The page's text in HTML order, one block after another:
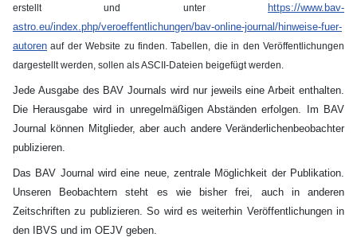
erstellt und unter
https://www.bav-
astro.eu/index.php/veroeffentlichungen/bav-online-journal/hinweise-fuer-
autoren auf der Website zu finden. Tabellen, die in den Veröffentlichungen
dargestellt werden, sollen als ASCII-Dateien beigefügt werden.
Jede Ausgabe des BAV Journals wird nur jeweils eine Arbeit enthalten.
Die Herausgabe wird in unregelmäßigen Abständen erfolgen. Im BAV
Journal können Mitglieder, aber auch andere Veränderlichenbeobachter
publizieren.
Das BAV Journal wird eine neue, zentrale Möglichkeit der Publikation.
Unseren Beobachtern steht es wie bisher frei, auch in anderen
Zeitschriften zu publizieren. So wird es weiterhin Veröffentlichungen in
den IBVS und im OEJV geben.